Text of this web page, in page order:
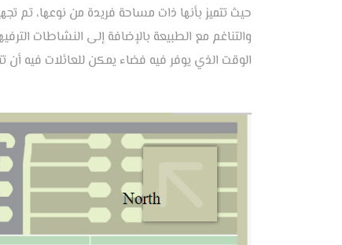
حيث تتميز بأنها ذات مساحة فريدة من نوعها، تم
والتناغم مع الطبيعة بالإضافة إلى النشاطات
الوقت الذي يوفر فيه فضاء يمكن للعائلات فيه أن